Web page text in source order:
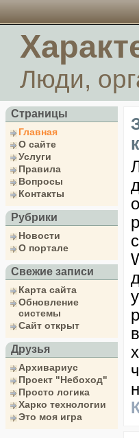
Люди,
Страницы
Главная
О сайте
Услуги
Правила
Вопросы
Контакты
Рубрики
Новости
О портале
Свежие записи
Карта сайта
Обновление
системы
Сайт открыт
Друзья
Архивариус
Проект "Небоход"
Просто логика
Харко технологии
Это моя игра